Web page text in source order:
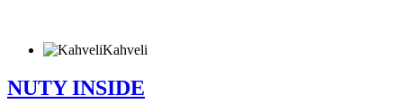
Kahveli
NUTY INSIDE